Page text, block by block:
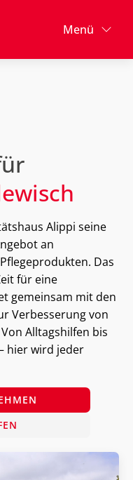
Menü
Alippi seine
an
Das
für eine
gemeinsam mit den
Verbesserung von
Alltagshilfen bis
hier wird jeder